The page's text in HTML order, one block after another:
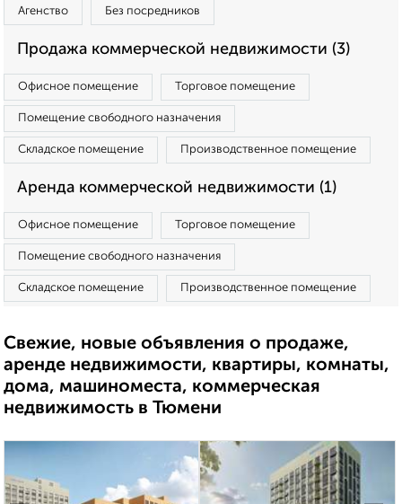
Агенство Без посредников
Продажа коммерческой недвижимости (3)
Офисное помещение Торговое помещение
Помещение свободного назначения
Складское помещение Производственное помещение
Аренда коммерческой недвижимости (1)
Офисное помещение Торговое помещение
Помещение свободного назначения
Складское помещение Производственное помещение
Свежие, новые объявления о продаже,
аренде недвижимости, квартиры, комнаты,
дома, машиноместа, коммерческая
недвижимость в Тюмени